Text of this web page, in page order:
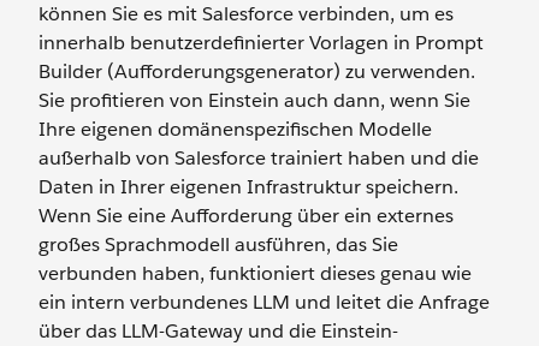
können Sie es mit Salesforce verbinden, um es
innerhalb benutzerdefinierter Vorlagen in Prompt
Builder (Aufforderungsgenerator) zu verwenden.
Sie profitieren von Einstein auch dann, wenn Sie
Ihre eigenen domänenspezifischen Modelle
außerhalb von Salesforce trainiert haben und die
Daten in Ihrer eigenen Infrastruktur speichern.
Wenn Sie eine Aufforderung über ein externes
großes Sprachmodell ausführen, das Sie
verbunden haben, funktioniert dieses genau wie
ein intern verbundenes LLM und leitet die Anfrage
über das LLM-Gateway und die Einstein-